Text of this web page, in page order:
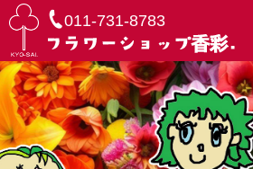
011-731-8783